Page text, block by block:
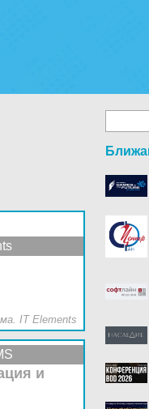
IT Elements
и